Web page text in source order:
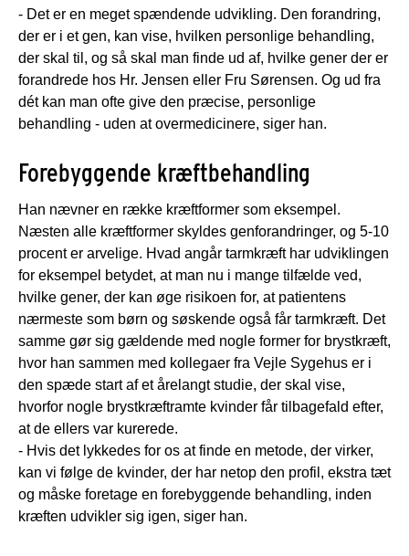
- Det er en meget spændende udvikling. Den forandring,
der er i et gen, kan vise, hvilken personlige behandling,
der skal til, og så skal man finde ud af, hvilke gener der er
forandrede hos Hr. Jensen eller Fru Sørensen. Og ud fra
dét kan man ofte give den præcise, personlige
behandling - uden at overmedicinere, siger han.
Forebyggende kræftbehandling
Han nævner en række kræftformer som eksempel.
Næsten alle kræftformer skyldes genforandringer, og 5-10
procent er arvelige. Hvad angår tarmkræft har udviklingen
for eksempel betydet, at man nu i mange tilfælde ved,
hvilke gener, der kan øge risikoen for, at patientens
nærmeste som børn og søskende også får tarmkræft. Det
samme gør sig gældende med nogle former for brystkræft,
hvor han sammen med kollegaer fra Vejle Sygehus er i
den spæde start af et årelangt studie, der skal vise,
hvorfor nogle brystkræftramte kvinder får tilbagefald efter,
at de ellers var kurerede.
- Hvis det lykkedes for os at finde en metode, der virker,
kan vi følge de kvinder, der har netop den profil, ekstra tæt
og måske foretage en forebyggende behandling, inden
kræften udvikler sig igen, siger han.